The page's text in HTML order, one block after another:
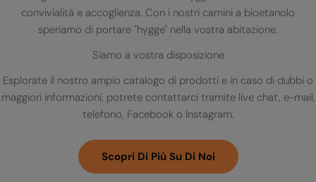
convivialità e accoglienza. Con i nostri camini a bioetanolo
speriamo di portare "hygge" nella vostra abitazione.
Siamo a vostra disposizione
Esplorate il nostro ampio catalogo di prodotti e in caso di dubbi o
maggiori informazioni, potrete contattarci tramite live chat, e-mail,
telefono, Facebook o Instagram.
Scopri Di Più Su Di Noi